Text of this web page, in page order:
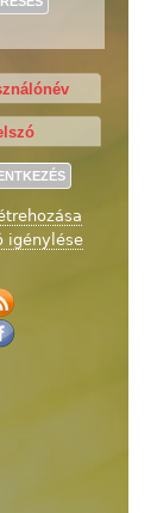
igénylése